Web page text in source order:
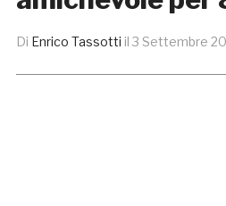
Di Enrico Tassotti il 3 Settembre